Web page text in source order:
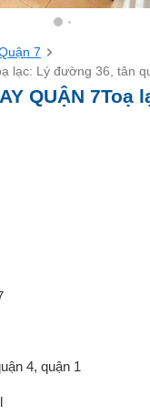
7
lạc: Lý đường 36, tân
QUẬN
4, quận 1